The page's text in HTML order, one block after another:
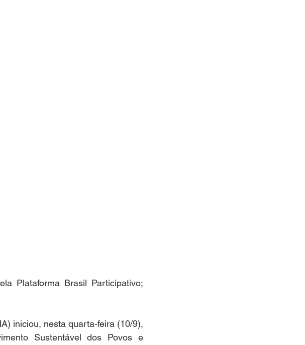
Plataforma Brasil Participativo;
iniciou, nesta quarta-feira (10/9),
Sustentável dos Povos e